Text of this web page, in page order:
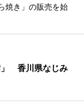
焼き」の販売を始
」 香川県なじみ